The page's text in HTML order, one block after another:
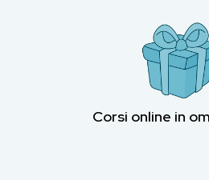
Corsi online in